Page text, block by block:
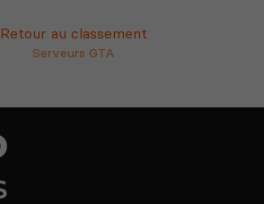
Retour au classement
Serveurs GTA